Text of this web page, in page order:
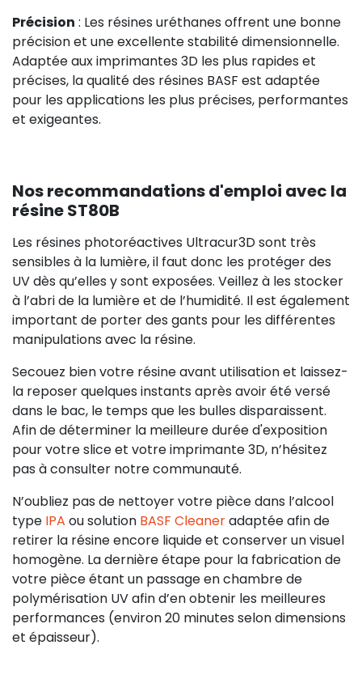
Précision : Les résines uréthanes offrent une bonne
précision et une excellente stabilité dimensionnelle.
Adaptée aux imprimantes 3D les plus rapides et
précises, la qualité des résines BASF est adaptée
pour les applications les plus précises, performantes
et exigeantes.
Nos recommandations d'emploi avec la
résine ST80B
Les résines photoréactives Ultracur3D sont très
sensibles à la lumière, il faut donc les protéger des
UV dès qu’elles y sont exposées. Veillez à les stocker
à l’abri de la lumière et de l’humidité. Il est également
important de porter des gants pour les différentes
manipulations avec la résine.
Secouez bien votre résine avant utilisation et laissez-
la reposer quelques instants après avoir été versé
dans le bac, le temps que les bulles disparaissent.
Afin de déterminer la meilleure durée d'exposition
pour votre slice et votre imprimante 3D, n’hésitez
pas à consulter notre communauté.
N’oubliez pas de nettoyer votre pièce dans l’alcool
type IPA ou solution BASF Cleaneradaptée afin de
retirer la résine encore liquide et conserver un visuel
homogène. La dernière étape pour la fabrication de
votre pièce étant un passage en chambre de
polymérisation UV afin d’en obtenir les meilleures
performances (environ 20 minutes selon dimensions
et épaisseur).